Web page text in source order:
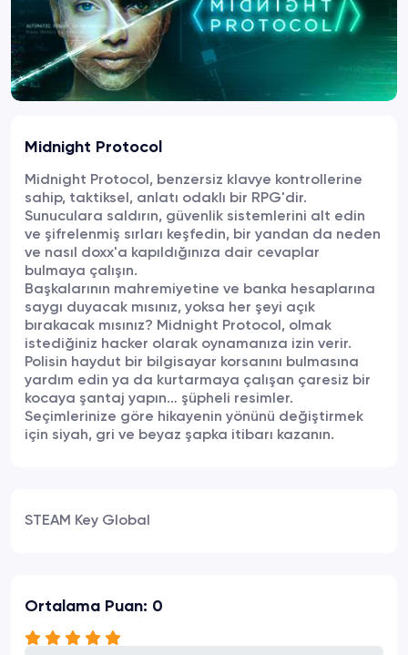
Midnight Protocol
Midnight Protocol, benzersiz klavye kontrollerine
sahip, taktiksel, anlatı odaklı bir RPG'dir.
Sunuculara saldırın, güvenlik sistemlerini alt edin
ve şifrelenmiş sırları keşfedin, bir yandan da neden
ve nasıl doxx'a kapıldığınıza dair cevaplar
bulmaya çalışın.
Başkalarının mahremiyetine ve banka hesaplarına
saygı duyacak mısınız, yoksa her şeyi açık
bırakacak mısınız? Midnight Protocol, olmak
istediğiniz hacker olarak oynamanıza izin verir.
Polisin haydut bir bilgisayar korsanını bulmasına
yardım edin ya da kurtarmaya çalışan çaresiz bir
kocaya şantaj yapın… şüpheli resimler.
Seçimlerinize göre hikayenin yönünü değiştirmek
için siyah, gri ve beyaz şapka itibarı kazanın.
STEAM Key Global
Ortalama Puan: 0